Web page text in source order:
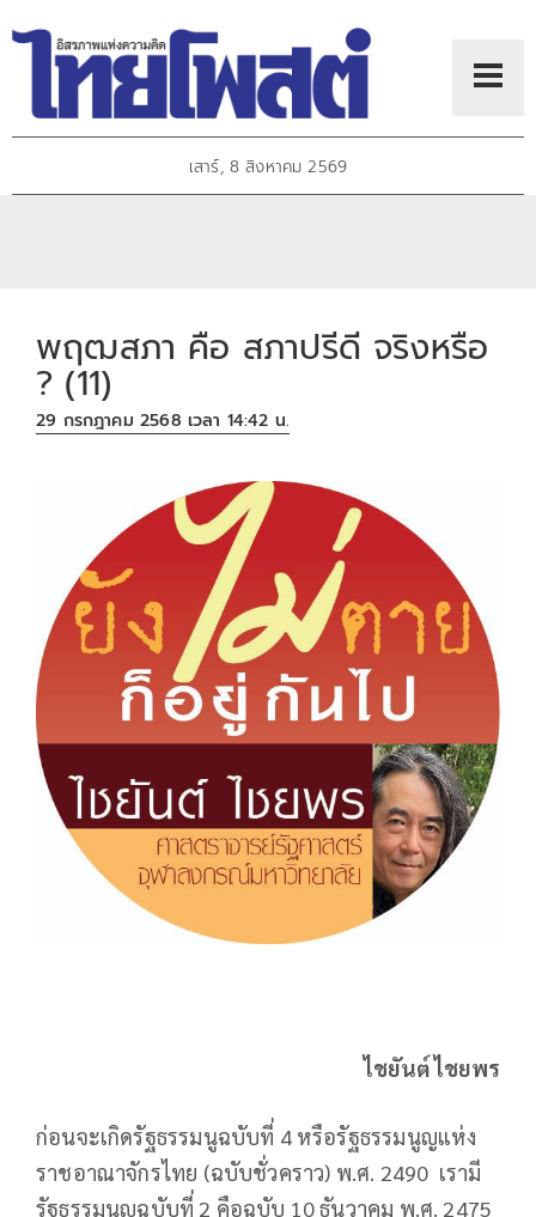
เสาร์, 8 สิงหาคม 2569
พฤฒสภา คือ สภาปรีดี จริงหรือ
? (11)
29 กรกฎาคม 2568 เวลา 14:42 น.
ไชยันต์ ไชยพร
ก่อนจะเกิดรัฐธรรมนูฉบับที่ 4 หรือรัฐธรรมนูญแห่ง
ราชอาณาจักรไทย (ฉบับชั่วคราว) พ.ศ. 2490 เรามี
รัฐธรรมนูญฉบับที่ 2 คือฉบับ 10 ธันวาคม พ.ศ. 2475